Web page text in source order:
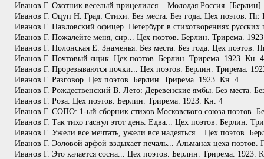
Иванов Г. Охотник веселый прицелился... Молодая Россия.
Иванов Г. Оцуп Н. Град: Стихи. Без места. Без года. Цех поэтов.
Иванов Г. Павловский офицер. Петербург в стихотворениях
Иванов Г. Пожалейте меня, сир... Цех поэтов. Берлин. Трирема.
Иванов Г. Полонская Е. Знаменья. Без места. Без года. Цех поэтов.
Иванов Г. Почтовый ящик. Цех поэтов. Берлин. Трирема. 1923. Кн. 4
Иванов Г. Прорезываются почки... Цех поэтов. Берлин. Трирема.
Иванов Г. Разговор. Цех поэтов. Берлин. Трирема. 1923. Кн. 4
Иванов Г. Рождественский В. Лето: Деревенские ямбы. Без места.
Иванов Г. Роза. Цех поэтов. Берлин. Трирема. 1923. Кн. 4
Иванов Г. СОПО: 1-ый сборник стихов Московского союза поэтов.
Иванов Г. Так тихо гаснул этот день. Едва... Цех поэтов. Берлин.
Иванов Г. Ужели все мечтать, ужели все надеяться... Цех поэтов.
Иванов Г. Эоловой арфой вздыхает печаль... Альманах цеха
Иванов Г. Это качается сосна... Цех поэтов. Берлин. Трирема. 1923.